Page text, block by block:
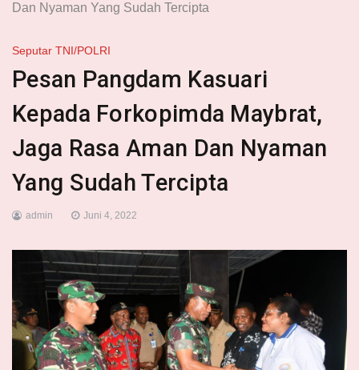
Dan Nyaman Yang Sudah Tercipta
Seputar TNI/POLRI
Pesan Pangdam Kasuari
Kepada Forkopimda Maybrat,
Jaga Rasa Aman Dan Nyaman
Yang Sudah Tercipta
admin Juni 4, 2022